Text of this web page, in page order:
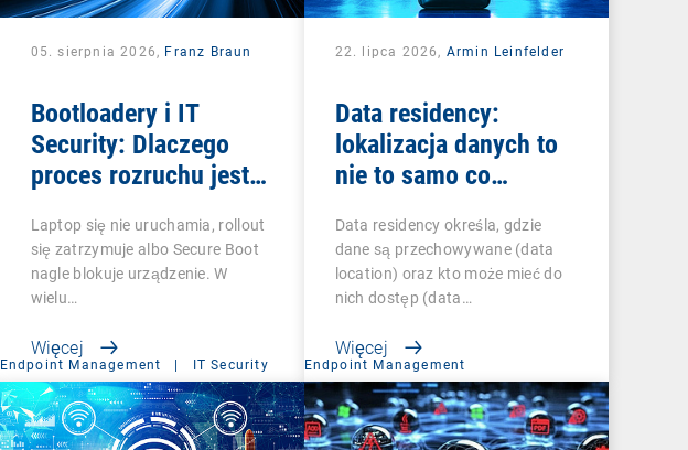
05. sierpnia 2026, Franz Braun
Bootloadery i IT
Security: Dlaczego
proces rozruchu jest
Laptop się nie uruchamia, rollout
się zatrzymuje albo Secure Boot
nagle blokuje urządzenie. W
wielu…
Więcej
22. lipca 2026, Armin Leinfelder
Data residency:
lokalizacja danych to
nie to samo co
Data residency określa, gdzie
dane są przechowywane (data
location) oraz kto może mieć do
nich dostęp (data…
Więcej
Endpoint Management | IT Security Endpoint Management